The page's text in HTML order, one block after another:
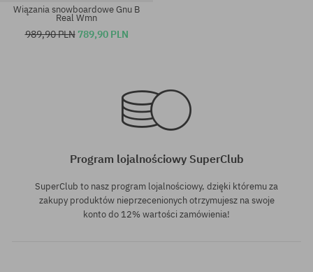
Wiązania snowboardowe Gnu B
Real Wmn
989,90 PLN 789,90 PLN
Program lojalnościowy SuperClub
SuperClub to nasz program lojalnościowy, dzięki któremu za
zakupy produktów nieprzecenionych otrzymujesz na swoje
konto do 12% wartości zamówienia!